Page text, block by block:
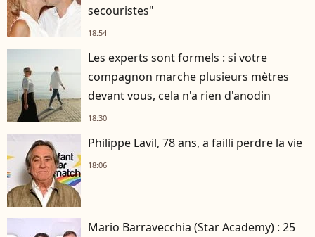
secouristes"
18:54
Les experts sont formels : si votre
compagnon marche plusieurs mètres
devant vous, cela n'a rien d'anodin
18:30
Philippe Lavil, 78 ans, a failli perdre la vie
18:06
Mario Barravecchia (Star Academy) : 25